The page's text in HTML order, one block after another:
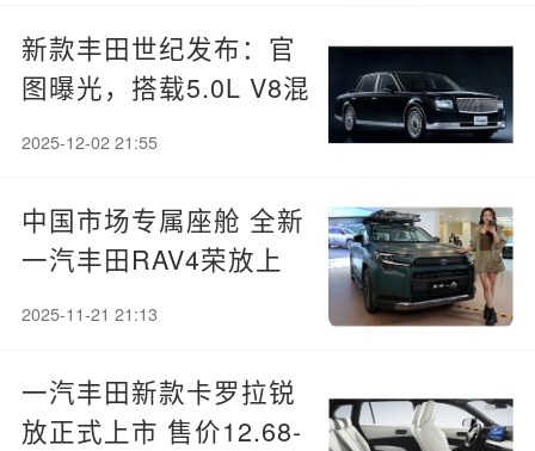
新款丰田世纪发布：官
图曝光，搭载5.0L V8混
2025-12-02 21:55
中国市场专属座舱 全新
一汽丰田RAV4荣放上
2025-11-21 21:13
一汽丰田新款卡罗拉锐
放正式上市 售价12.68-